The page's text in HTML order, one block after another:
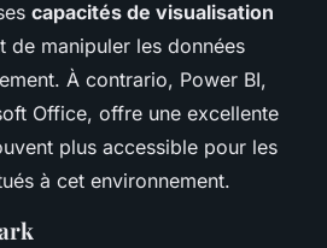
capacités de visualisation
de manipuler les données
À contrario, Power BI,
Office, offre une excellente
plus accessible pour les
à cet environnement.